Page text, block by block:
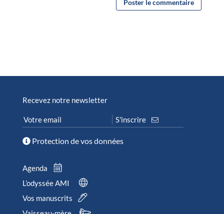
Recevez notre newsletter
Protection de vos données
Agenda
L’odyssée AMI
Vos manuscrits